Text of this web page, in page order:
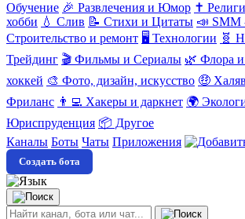
Обучение 🎉 Развлечения и Юмор ✝️
хобби 💧 Слив 📝 Стихи и Цитаты 📣 SMM
Строительство и ремонт 🖥️ Технологии 🧬
Трейдинг 🎬 Фильмы и Сериалы 🌿 Флора
хоккей 🎨 Фото, дизайн, искусство 🤑
Фриланс 👨‍💻 Хакеры и даркнет 🌍
Юриспруденция 📦 Другое
Каналы Боты Чаты Приложения
Создать бота